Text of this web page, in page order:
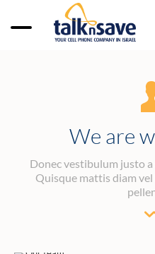
We are
Donec vestibulum justo
Quisque mattis diam